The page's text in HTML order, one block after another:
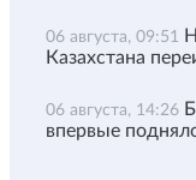
06 августа, 09:51
Казахстана
06 августа, 14:26
впервые